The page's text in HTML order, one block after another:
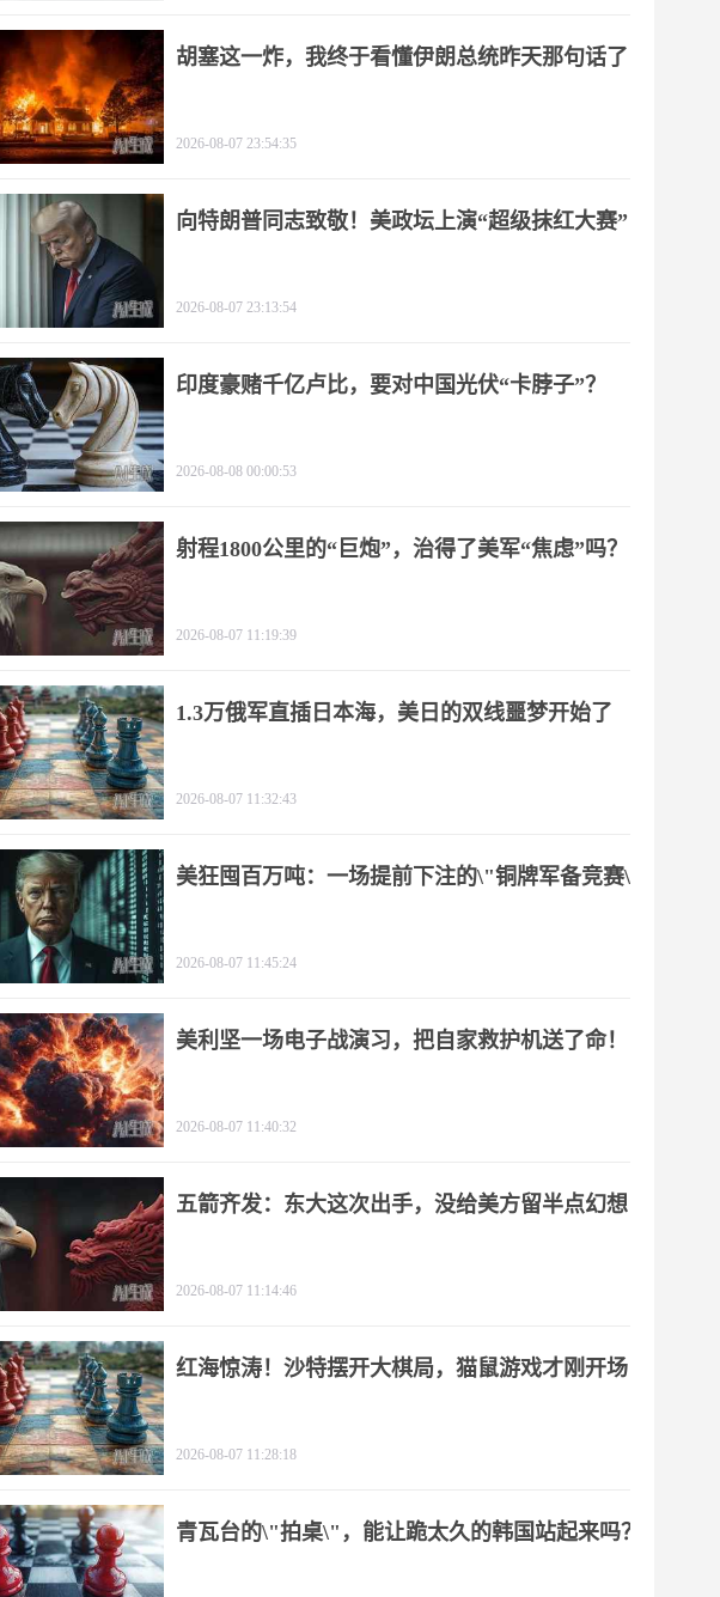
胡塞这一炸，我终于看懂伊朗总统昨天那句话了
2026-08-07 23:54:35
向特朗普同志致敬！美政坛上演“超级抹红大赛”
2026-08-07 23:13:54
印度豪赌千亿卢比，要对中国光伏“卡脖子”？
2026-08-08 00:00:53
射程1800公里的“巨炮”，治得了美军“焦虑”吗？
2026-08-07 11:19:39
1.3万俄军直插日本海，美日的双线噩梦开始了
2026-08-07 11:32:43
美狂囤百万吨：一场提前下注的\"铜牌军备竞赛\"
2026-08-07 11:45:24
美利坚一场电子战演习，把自家救护机送了命！
2026-08-07 11:40:32
五箭齐发：东大这次出手，没给美方留半点幻想
2026-08-07 11:14:46
红海惊涛！沙特摆开大棋局，猫鼠游戏才刚开场
2026-08-07 11:28:18
青瓦台的\"拍桌\"，能让跪太久的韩国站起来吗？